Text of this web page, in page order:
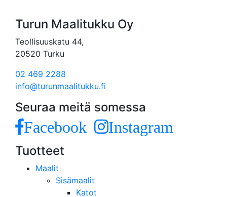
Turun Maalitukku Oy
Teollisuuskatu 44,
20520 Turku
02 469 2288
info@turunmaalitukku.fi
Seuraa meitä somessa
Facebook Instagram
Tuotteet
Maalit
Sisämaalit
Katot